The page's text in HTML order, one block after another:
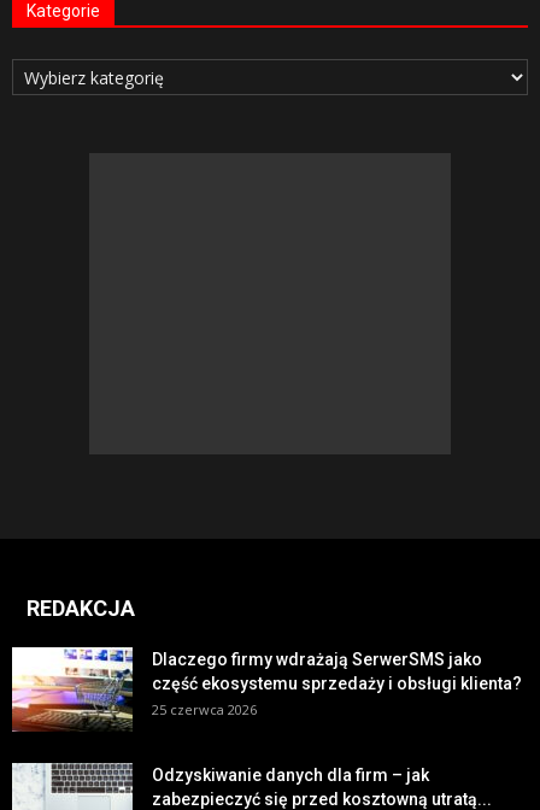
Kategorie
Kategorie
REDAKCJA
Dlaczego firmy wdrażają SerwerSMS jako
część ekosystemu sprzedaży i obsługi klienta?
25 czerwca 2026
Odzyskiwanie danych dla firm – jak
zabezpieczyć się przed kosztowną utratą...